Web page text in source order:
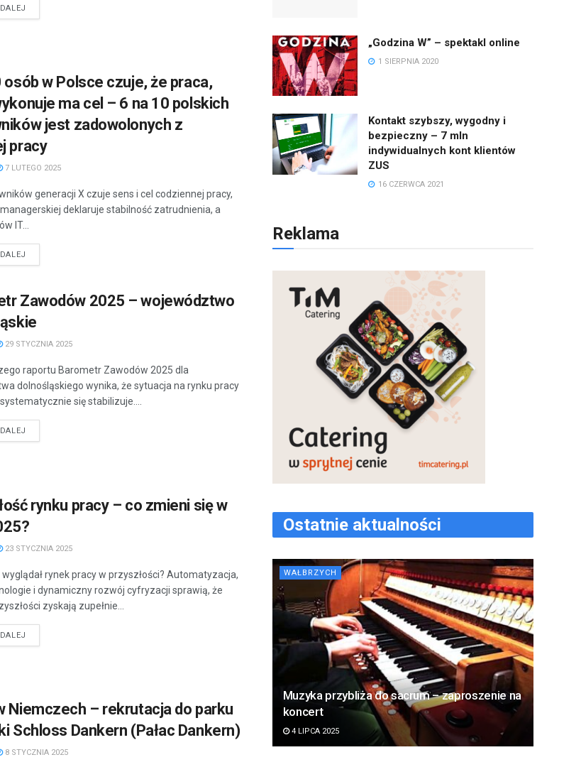
osób w Polsce czuje, że praca,
ma cel – 6 na 10 polskich
jest zadowolonych z
pracy
7 LUTEGO 2025
generacji X czuje sens i cel codziennej pracy,
deklaruje stabilność zatrudnienia, a
IT...
Zawodów 2025 – województwo
29 STYCZNIA 2025
raportu Barometr Zawodów 2025 dla
dolnośląskiego wynika, że sytuacja na rynku pracy
się stabilizuje....
rynku pracy – co zmieni się w
23 STYCZNIA 2025
rynek pracy w przyszłości? Automatyzacja,
i dynamiczny rozwój cyfryzacji sprawią, że
zyskają zupełnie...
Niemczech – rekrutacja do parku
Schloss Dankern (Pałac Dankern)
8 STYCZNIA 2025
„Godzina W” – spektakl online
1 SIERPNIA 2020
Kontakt szybszy, wygodny i
bezpieczny – 7 mln
indywidualnych kont klientów
ZUS
16 CZERWCA 2021
Reklama
Ostatnie aktualności
WAŁBRZYCH
Muzyka przybliża do sacrum – zaproszenie na
koncert
4 LIPCA 2025